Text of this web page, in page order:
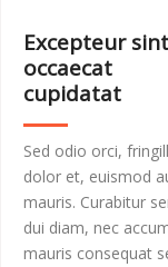
Excepteur sint
occaecat
cupidatat
Sed odio orci,
dolor et, euismod
mauris. Curabitur
dui diam, nec
mauris consequat